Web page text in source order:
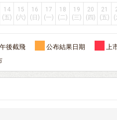
14
(五)
15
(六)
16
(日)
17
(一)
18
(二)
19
(三)
20
(四)
21
(五)
(
後截飛 公布結果日期
上